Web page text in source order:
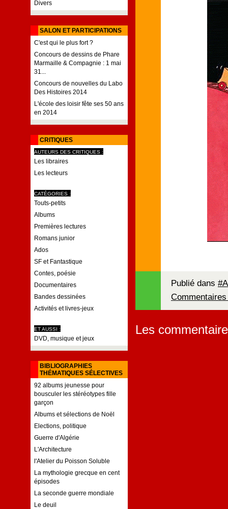
Divers
SALON ET PARTICIPATIONS
C'est qui le plus fort ?
Concours de dessins de Phare
Marmaille & Compagnie : 1 mai
31...
Concours de nouvelles du Labo
Des Histoires 2014
L'école des loisir fête ses 50 ans
en 2014
CRITIQUES
AUTEURS DES CRITIQUES :
Les libraires
Les lecteurs
CATÉGORIES :
Touts-petits
Albums
Premières lectures
Romans junior
Ados
SF et Fantastique
Contes, poésie
Documentaires
Bandes dessinées
Activités et livres-jeux
ET AUSSI :
DVD, musique et jeux
BIBLIOGRAPHIES
THÉMATIQUES SÉLECTIVES
92 albums jeunesse pour
bousculer les stéréotypes fille
garçon
Albums et sélections de Noël
Elections, politique
Guerre d'Algérie
L'Architecture
l'Atelier du Poisson Soluble
La mythologie grecque en cent
épisodes
La seconde guerre mondiale
Le deuil
Publié dans
Les